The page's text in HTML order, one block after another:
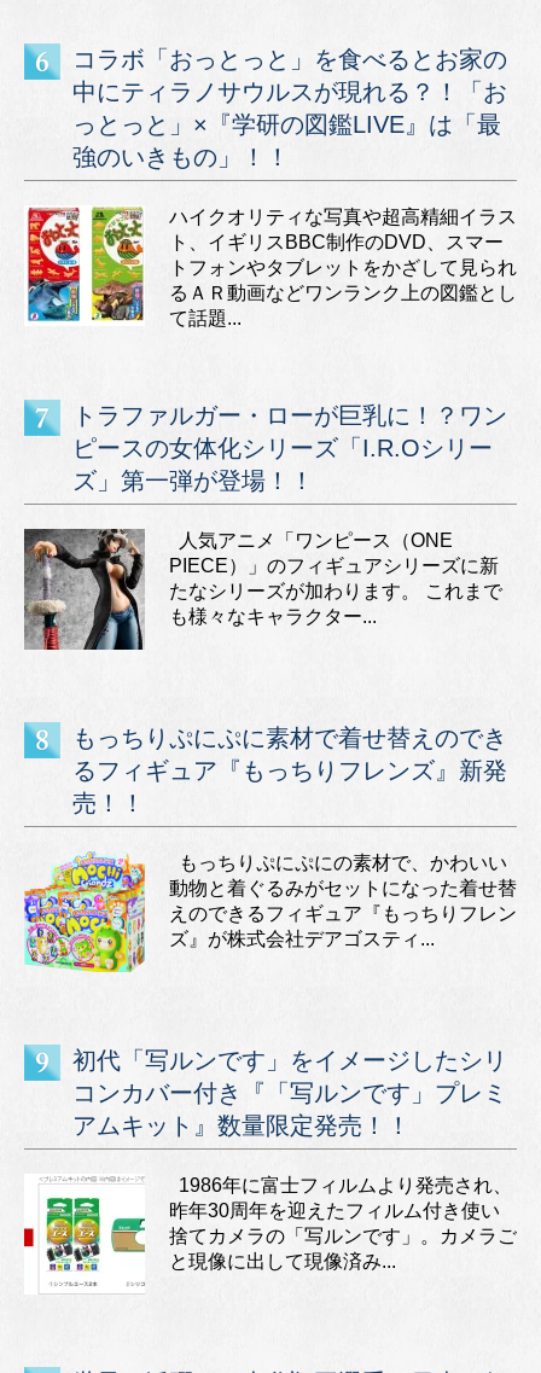
コラボ「おっとっと」を食べるとお家の
中にティラノサウルスが現れる？！「お
っとっと」×『学研の図鑑LIVE』は「最
強のいきもの」！！
ハイクオリティな写真や超高精細イラス
ト、イギリスBBC制作のDVD、スマー
トフォンやタブレットをかざして見られ
るＡＲ動画などワンランク上の図鑑とし
て話題...
トラファルガー・ローが巨乳に！？ワン
ピースの女体化シリーズ「I.R.Oシリー
ズ」第一弾が登場！！
人気アニメ「ワンピース（ONE
PIECE）」のフィギュアシリーズに新
たなシリーズが加わります。 これまで
も様々なキャラクター...
もっちりぷにぷに素材で着せ替えのでき
るフィギュア『もっちりフレンズ』新発
売！！
もっちりぷにぷにの素材で、かわいい
動物と着ぐるみがセットになった着せ替
えのできるフィギュア『もっちりフレン
ズ』が株式会社デアゴスティ...
初代「写ルンです」をイメージしたシリ
コンカバー付き『「写ルンです」プレミ
アムキット』数量限定発売！！
1986年に富士フィルムより発売され、
昨年30周年を迎えたフィルム付き使い
捨てカメラの「写ルンです」。カメラご
と現像に出して現像済み...